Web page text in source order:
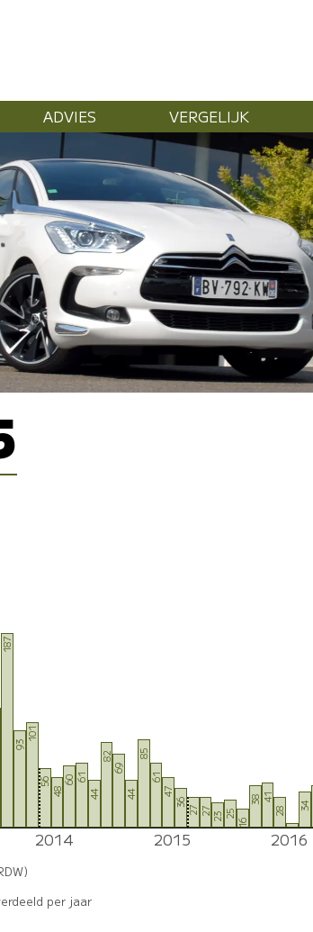
ADVIES VERGELIJK
187
93
101
56
48
60 61
44
82
69
44
85
61
47
36
27 27
23 25
16
38 41
28
2
34
2014 2015 2016
per jaar